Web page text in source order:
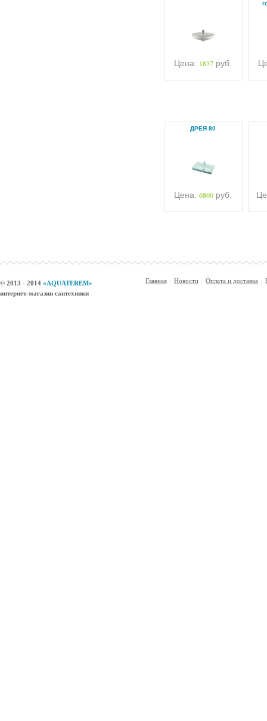
Цена: 1837 руб.
ДРЕЯ 80
Цена: 6800 руб.
© 2013 - 2014 «AQUATEREM»
интернет-магазин сантехники
Главная Новости Оплата и доставка